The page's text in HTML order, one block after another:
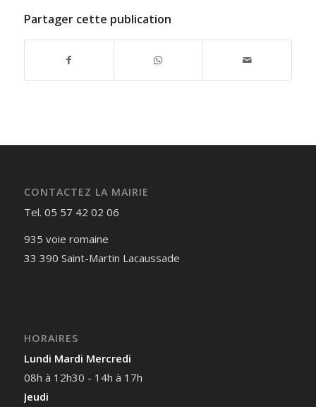
Partager cette publication
CONTACTEZ LA MAIRIE
Tel. 05 57 42 02 06
935 voie romaine
33 390 Saint-Martin Lacaussade
HORAIRES
Lundi Mardi Mercredi
08h à 12h30 - 14h à 17h
Jeudi